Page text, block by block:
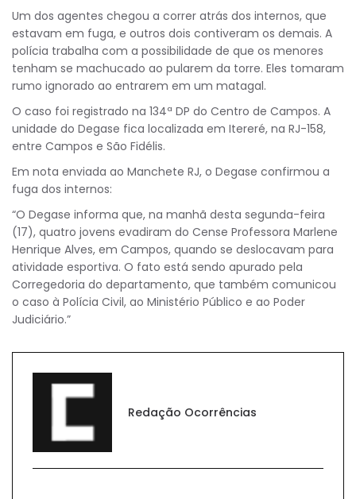
Um dos agentes chegou a correr atrás dos internos, que
estavam em fuga, e outros dois contiveram os demais. A
polícia trabalha com a possibilidade de que os menores
tenham se machucado ao pularem da torre. Eles tomaram
rumo ignorado ao entrarem em um matagal.
O caso foi registrado na 134ª DP do Centro de Campos. A
unidade do Degase fica localizada em Itereré, na RJ-158,
entre Campos e São Fidélis.
Em nota enviada ao Manchete RJ, o Degase confirmou a
fuga dos internos:
“O Degase informa que, na manhã desta segunda-feira
(17), quatro jovens evadiram do Cense Professora Marlene
Henrique Alves, em Campos, quando se deslocavam para
atividade esportiva. O fato está sendo apurado pela
Corregedoria do departamento, que também comunicou
o caso à Polícia Civil, ao Ministério Público e ao Poder
Judiciário.”
Redação Ocorrências